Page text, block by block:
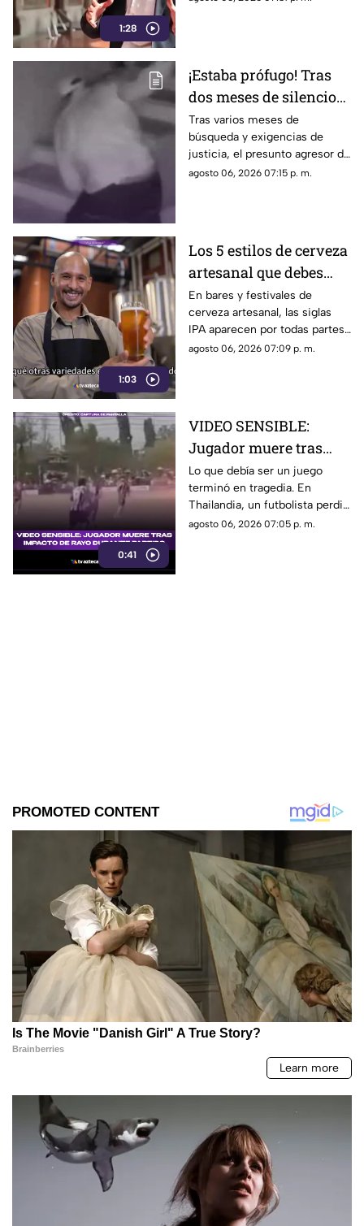
1:28
¡Estaba prófugo! Tras
dos meses de silencio
detuvieron a Jorge "N",
agresor de Paula
Tras varios meses de
búsqueda y exigencias de
justicia, el presunto agresor de
Paula Fajardo fue localizado y
agosto 06, 2026 07:15 p. m.
1:03
Los 5 estilos de cerveza
artesanal que debes
conocer
En bares y festivales de
cerveza artesanal, las siglas
IPA aparecen por todas partes.
Pero, ¿qué significa realmente
agosto 06, 2026 07:09 p. m.
0:41
VIDEO SENSIBLE:
Jugador muere tras
impacto de rayo
durante partido
Lo que debía ser un juego
terminó en tragedia. En
Thailandia, un futbolista perdió
la vida al ser alcanzado por un
agosto 06, 2026 07:05 p. m.